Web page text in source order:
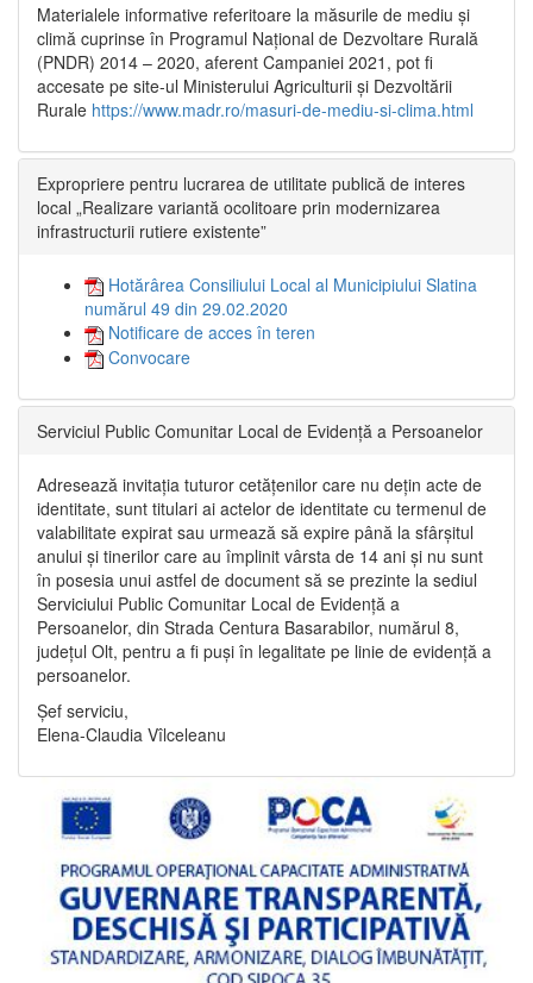
Materialele informative referitoare la măsurile de mediu și
climă cuprinse în Programul Național de Dezvoltare Rurală
(PNDR) 2014 – 2020, aferent Campaniei 2021, pot fi
accesate pe site-ul Ministerului Agriculturii și Dezvoltării
Rurale https://www.madr.ro/masuri-de-mediu-si-clima.html
Expropriere pentru lucrarea de utilitate publică de interes
local „Realizare variantă ocolitoare prin modernizarea
infrastructurii rutiere existente”
Hotărârea Consiliului Local al Municipiului Slatina
numărul 49 din 29.02.2020
Notificare de acces în teren
Convocare
Serviciul Public Comunitar Local de Evidență a Persoanelor
Adresează invitația tuturor cetățenilor care nu dețin acte de
identitate, sunt titulari ai actelor de identitate cu termenul de
valabilitate expirat sau urmează să expire până la sfârșitul
anului și tinerilor care au împlinit vârsta de 14 ani și nu sunt
în posesia unui astfel de document să se prezinte la sediul
Serviciului Public Comunitar Local de Evidență a
Persoanelor, din Strada Centura Basarabilor, numărul 8,
județul Olt, pentru a fi puși în legalitate pe linie de evidență a
persoanelor.
Șef serviciu,
Elena-Claudia Vîlceleanu